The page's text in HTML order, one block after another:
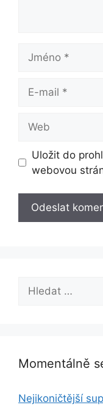
Jméno
mail
Uložit do
webovou
Hledat:
Momentálně
Nejikoničtější